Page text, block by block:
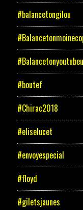
#balancetongilou
#boutef
#Chirac2018
#eliselucet
#envoyespecial
#floyd
#giletsjaunes